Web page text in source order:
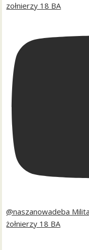
zołnierzy 18 BA
@naszanowadeba
żołnierzy 18 BA